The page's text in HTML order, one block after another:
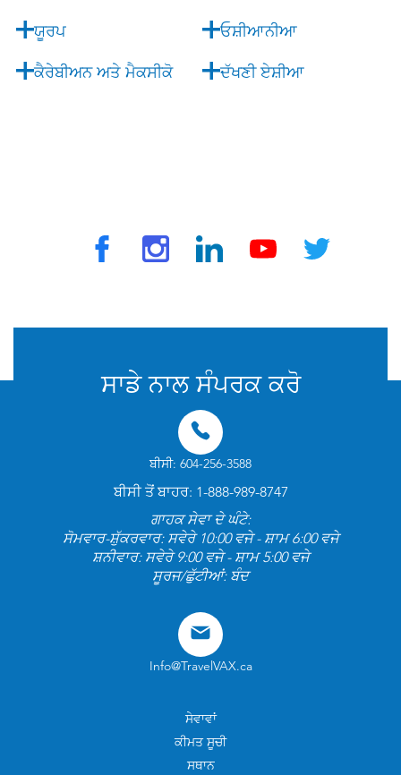
ਯੂਰਪ ਓਸ਼ੀਆਨੀਆ
ਕੈਰੇਬੀਅਨ ਅਤੇ ਮੈਕਸੀਕੋ ਦੱਖਣੀ ਏਸ਼ੀਆ
ਸਾਡੇ ਨਾਲ ਸੰਪਰਕ ਕਰੋ
ਬੀਸੀ: 604-256-3588
ਬੀਸੀ ਤੋਂ ਬਾਹਰ: 1-888-989-8747
ਗਾਹਕ ਸੇਵਾ ਦੇ ਘੰਟੇ:
ਸੋਮਵਾਰ-ਸ਼ੁੱਕਰਵਾਰ: ਸਵੇਰੇ 10:00 ਵਜੇ - ਸ਼ਾਮ 6:00 ਵਜੇ
ਸ਼ਨੀਵਾਰ: ਸਵੇਰੇ 9:00 ਵਜੇ - ਸ਼ਾਮ 5:00 ਵਜੇ
ਸੂਰਜ/ਛੁੱਟੀਆਂ: ਬੰਦ
Info@TravelVAX.ca
ਸੇਵਾਵਾਂ
ਕੀਮਤ ਸੂਚੀ
ਸਥਾਨ